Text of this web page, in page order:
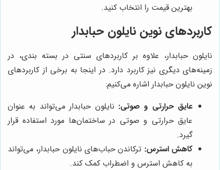
بهترین قیمت را انتخاب کنید.
کاربردهای نوین نایلون حبابدار
نایلون حبابدار، علاوه بر کاربردهای سنتی در بسته بندی، در
زمینه‌های دیگری نیز کاربرد دارد. در اینجا به برخی از کاربردهای
نوین نایلون حبابدار اشاره می‌کنیم:
عایق حرارتی و صوتی: نایلون حبابدار می‌تواند به عنوان
عایق حرارتی و صوتی در ساختمان‌ها مورد استفاده قرار
گیرد.
کاهش استرس: ترکاندن حباب‌های نایلون حبابدار، می‌تواند
به کاهش استرس و اضطراب کمک کند.